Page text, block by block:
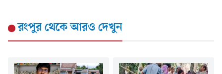
রংপুরথেকে আরও দেখুন